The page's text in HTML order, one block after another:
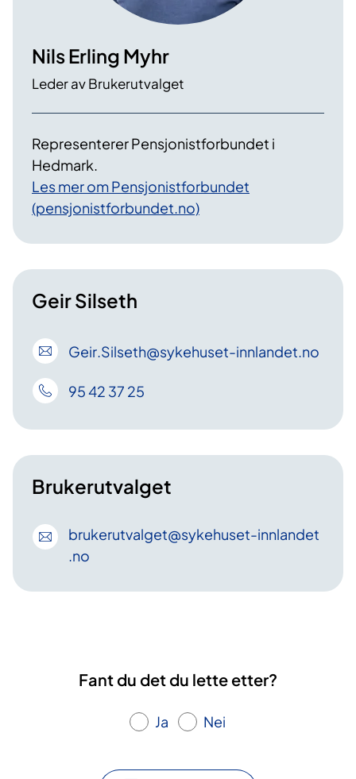
​Nils Erling Myhr
Leder av Brukerutvalget
Representerer ​P​ensjonistforbundet i
Hedmark​.
Les mer om ​​Pensjonistforbundet
(pensjonistforbundet.no)​
Geir Silseth
Geir.Silseth@sykehuset-innlandet.no
95 42 37 25
Brukerutvalget
brukerutvalget@sykehuset-innlandet
.no
Fant du det du lette etter?
Ja Nei